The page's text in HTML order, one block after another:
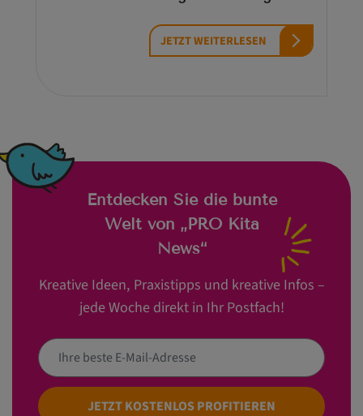
JETZT WEITERLESEN
Entdecken Sie die bunte
Welt von „PRO Kita
News“
Kreative Ideen, Praxistipps und kreative Infos –
jede Woche direkt in Ihr Postfach!
JETZT KOSTENLOS PROFITIEREN